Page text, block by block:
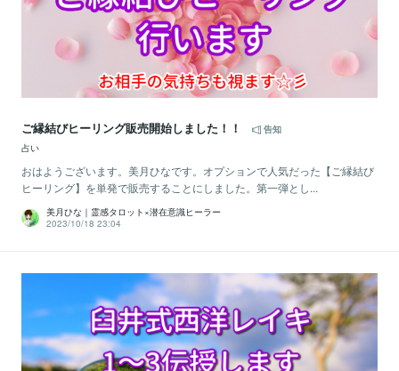
ご縁結びヒーリング販売開始しました！！
告知
占い
おはようございます。美月ひなです。オプションで人気だった【ご縁結び
ヒーリング】を単発で販売することにしました。第一弾とし...
美月ひな｜霊感タロット×潜在意識ヒーラー
2023/10/18 23:04